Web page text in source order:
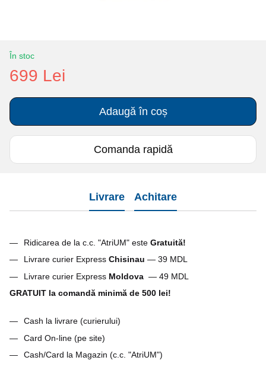
În stoc
699 Lei
Adaugă în coș
Comanda rapidă
Livrare Achitare
Ridicarea de la c.c. "AtriUM" este Gratuită!
Livrare curier Express Chisinau — 39 MDL
Livrare curier Express Moldova — 49 MDL
GRATUIT la comandă minimă de 500 lei!
Cash la livrare (curierului)
Card On-line (pe site)
Cash/Card la Magazin (c.c. "AtriUM")